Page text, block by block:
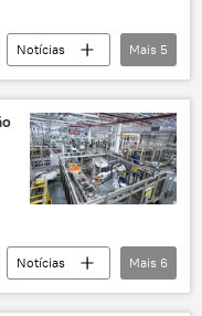
Notícias
fóssil
Mais 5
Notícias
Mais 6